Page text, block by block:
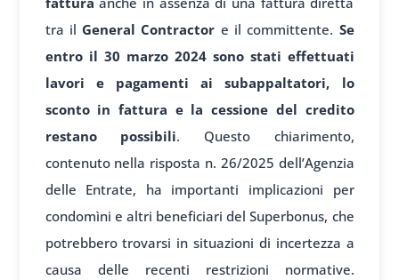
tra il General Contractor e il committente. Se
entro il 30 marzo 2024 sono stati effettuati
lavori e pagamenti ai subappaltatori, lo
sconto in fattura e la cessione del credito
restano possibili. Questo chiarimento,
contenuto nella risposta n. 26/2025 dell’Agenzia
delle Entrate, ha importanti implicazioni per
condomìni e altri beneficiari del Superbonus, che
potrebbero trovarsi in situazioni di incertezza a
causa delle recenti restrizioni normative.